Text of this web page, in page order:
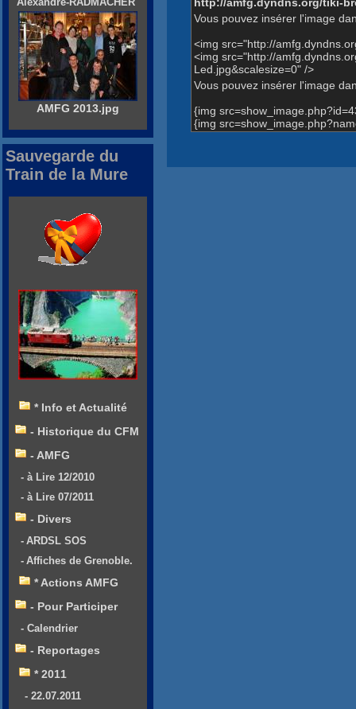
Vous pouvez insérer l'image
<img src="http://
<img src="http://
Led.jpg&scalesize=0" />
Vous pouvez insérer l'image
{img
{img
AMFG 2013.jpg
Sauvegarde du
Train de la Mure
* Info et Actualité
- Historique du CFM
- AMFG
- à Lire 12/2010
- à Lire 07/2011
- Divers
- ARDSL SOS
- Affiches de Grenoble.
* Actions AMFG
- Pour Participer
- Calendrier
- Reportages
* 2011
- 22.07.2011